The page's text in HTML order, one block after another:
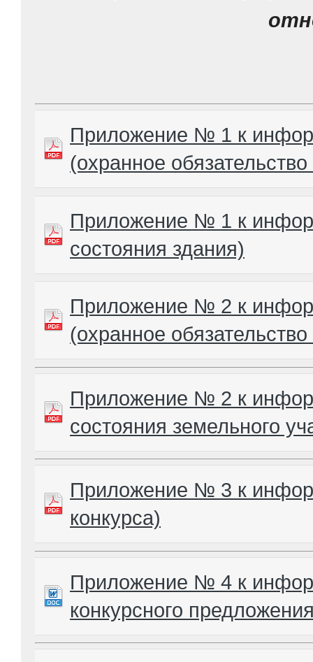
Приложение № 1 к
(охранное
Приложение № 1 к
состояния здания)
Приложение № 2 к
(охранное
Приложение № 2 к
состояния земельного
Приложение № 3 к
конкурса)
Приложение № 4 к
конкурсного